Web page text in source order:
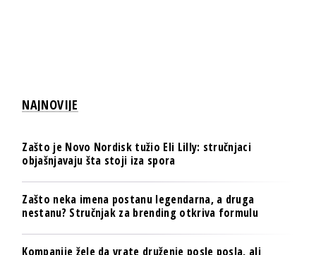
NAJNOVIJE
Zašto je Novo Nordisk tužio Eli Lilly: stručnjaci
objašnjavaju šta stoji iza spora
Zašto neka imena postanu legendarna, a druga
nestanu? Stručnjak za brending otkriva formulu
Kompanije žele da vrate druženje posle posla, ali